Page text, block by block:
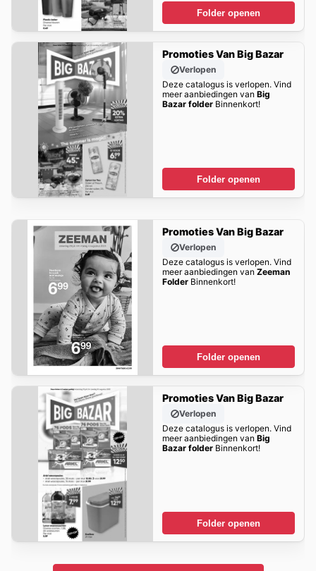
Folder openen
Promoties Van Big Bazar
Verlopen
Deze catalogus is verlopen. Vind
meer aanbiedingen van Big
Bazar folderBinnenkort!
Folder openen
Promoties Van Big Bazar
Verlopen
Deze catalogus is verlopen. Vind
meer aanbiedingen van Zeeman
FolderBinnenkort!
Folder openen
Promoties Van Big Bazar
Verlopen
Deze catalogus is verlopen. Vind
meer aanbiedingen van Big
Bazar folderBinnenkort!
Folder openen